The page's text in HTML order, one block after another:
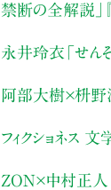
禁断の全解説」
永井玲衣 「せん
阿部大樹×枡野
フィクショネス
ZON×中村正人